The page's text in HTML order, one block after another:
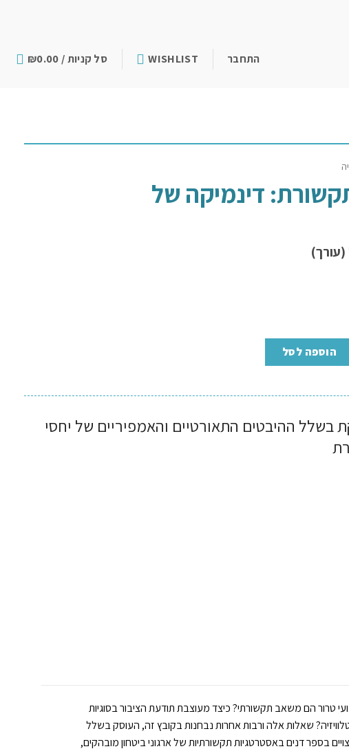
התחבר WISHLIST סל קניות / ₪0.00
דינמיקה של
(עורך)
הוספה לסל
בשלל ההיבטים התאורטיים והאמפיריים של יחסי
טרור הם משאב תקשורתי? כיצד מעוצבת תודעת הציבור בסוגיות
שאלות אלה ורבות אחרות נבחנות בקובץ זה, העוסק בשלל
בספר דנים באסטרטגיות תקשורתיות של ארגוני ביטחון מובהקים,